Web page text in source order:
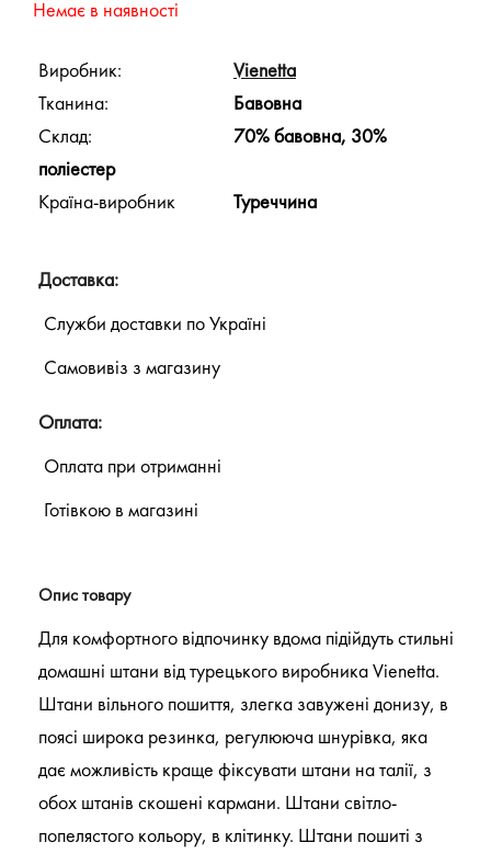
Немає в наявності
Виробник:
Vienetta
Тканина:
Бавовна
Склад:
70% бавовна, 30%
поліестер
Країна-виробник
Туреччина
Доставка:
Служби доставки по Україні
Самовивіз з магазину
Оплата:
Оплата при отриманні
Готівкою в магазині
Опис товару
Для комфортного відпочинку вдома підійдуть стильні
домашні штани від турецького виробника Vienetta.
Штани вільного пошиття, злегка завужені донизу, в
поясі широка резинка, регулююча шнурівка, яка
дає можливість краще фіксувати штани на талії, з
обох штанів скошені кармани. Штани світло-
попелястого кольору, в клітинку. Штани пошиті з